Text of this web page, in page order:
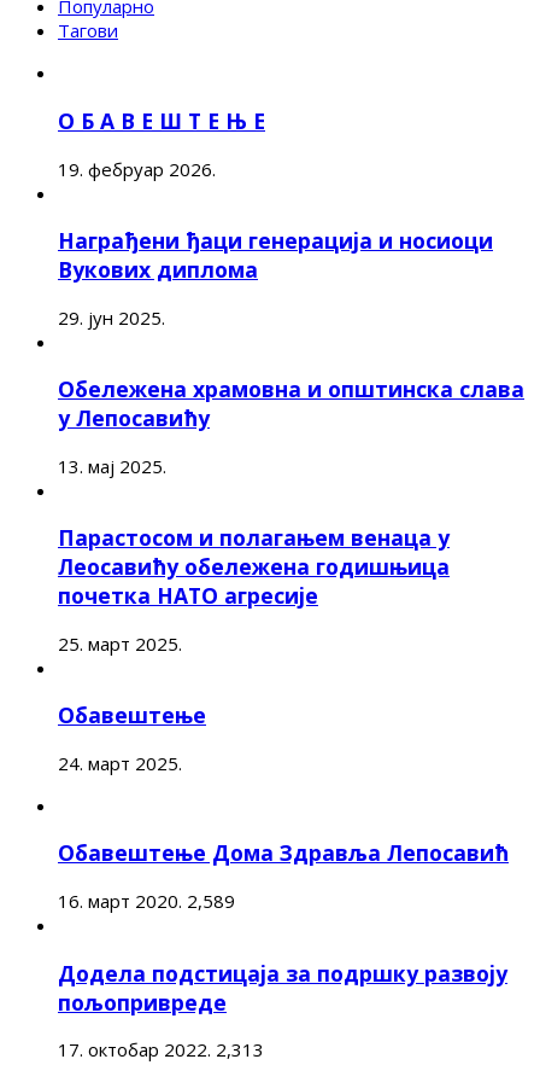
Популарно
Тагови
О Б А В Е Ш Т Е Њ Е
19. фебруар 2026.
Награђени ђаци генерација и носиоци
Вукових диплома
29. јун 2025.
Обележена храмовна и општинска слава
у Лепосавићу
13. мај 2025.
Парастосом и полагањем венаца у
Леосавићу обележена годишњица
почетка НАТО агресије
25. март 2025.
Обавештење
24. март 2025.
Обавештење Дома Здравља Лепосавић
16. март 2020. 2,589
Додела подстицаја за подршку развоју
пољопривреде
17. октобар 2022. 2,313